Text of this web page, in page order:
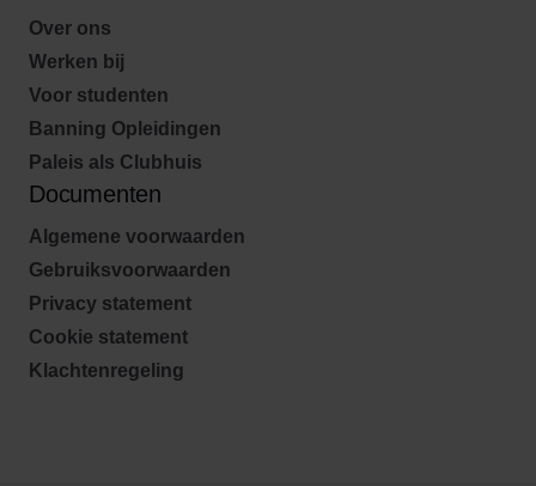
Over ons
Werken bij
Voor studenten
Banning Opleidingen
Paleis als Clubhuis
Documenten
Algemene voorwaarden
Gebruiksvoorwaarden
Privacy statement
Cookie statement
Klachtenregeling